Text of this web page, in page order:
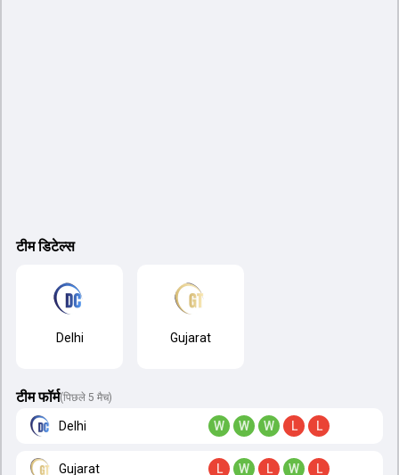
टीम डिटेल्स
Delhi Gujarat
टीम फॉर्म(पिछले 5 मैच)
Delhi W W W L L
Gujarat L W L W L